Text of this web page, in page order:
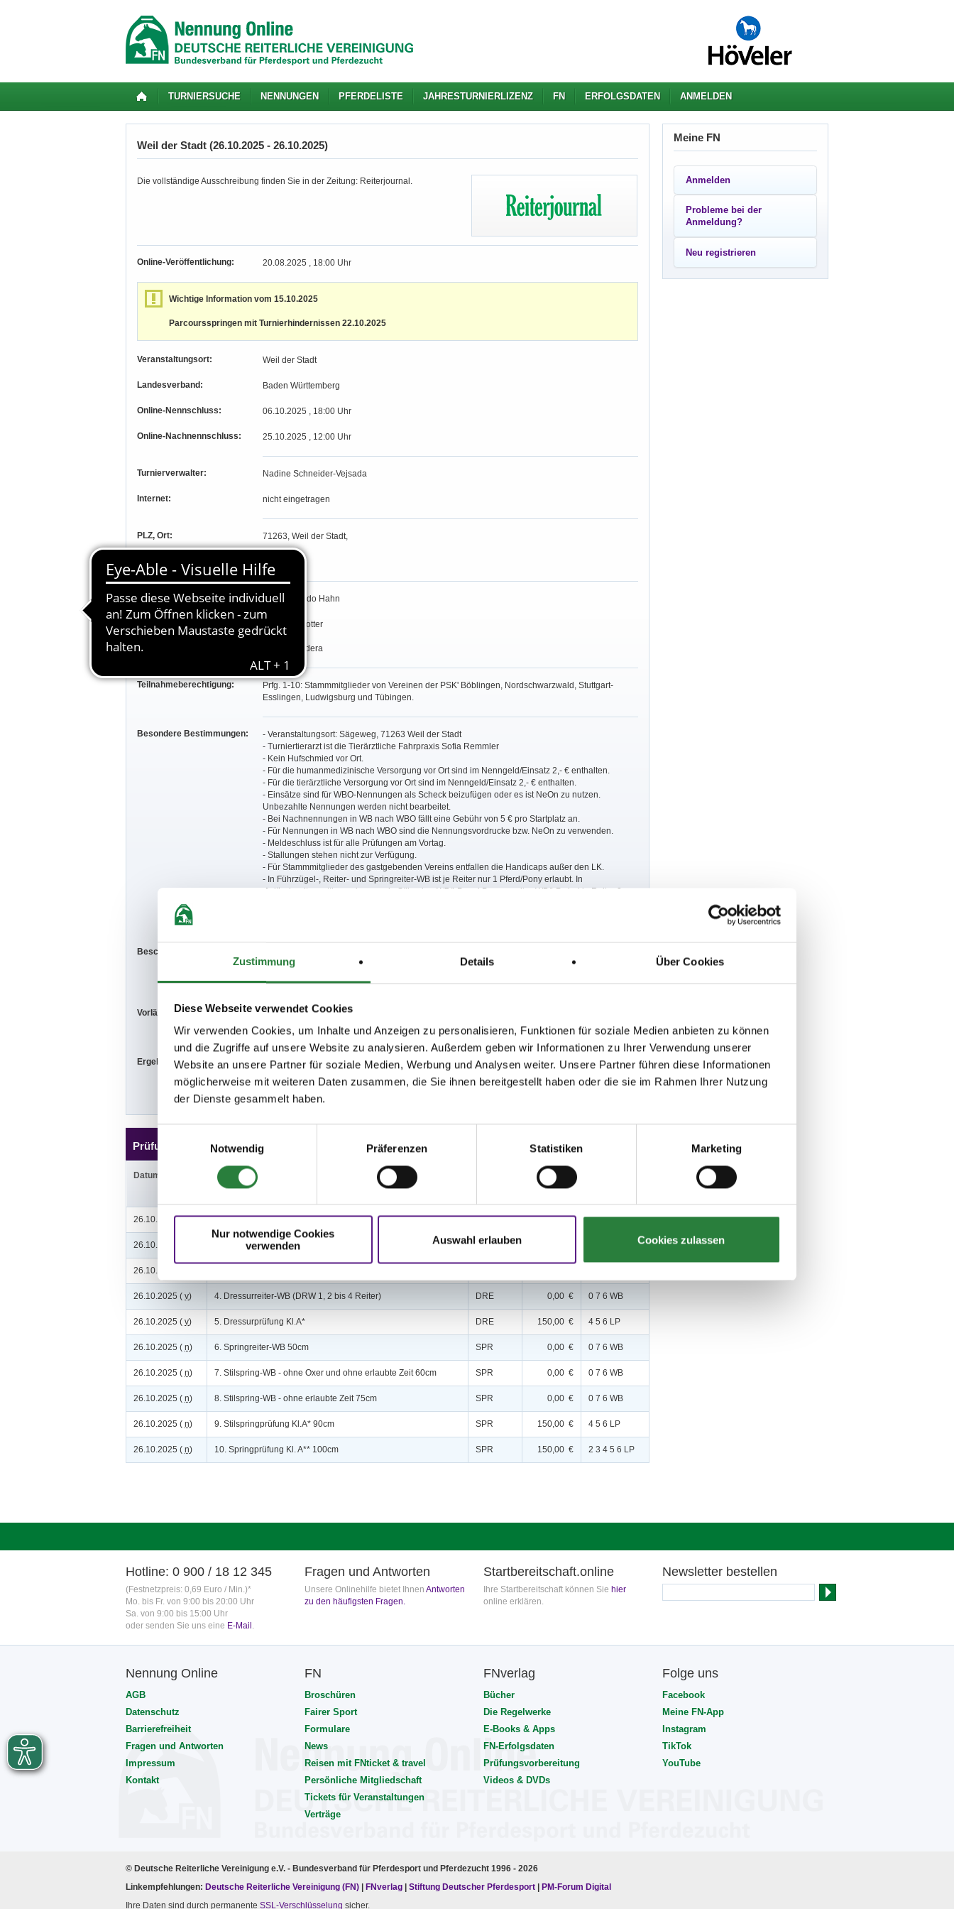
Zustimmung Details Über Cookies
Diese Webseite verwendet Cookies
Wir verwenden Cookies, um Inhalte und Anzeigen zu personalisieren, Funktionen für soziale Medien anbieten zu können
und die Zugriffe auf unsere Website zu analysieren. Außerdem geben wir Informationen zu Ihrer Verwendung unserer
Website an unsere Partner für soziale Medien, Werbung und Analysen weiter. Unsere Partner führen diese Informationen
möglicherweise mit weiteren Daten zusammen, die Sie ihnen bereitgestellt haben oder die sie im Rahmen Ihrer Nutzung
der Dienste gesammelt haben.
Einwilligungsauswahl
Notwendig
Präferenzen Statistiken Marketing
Nur notwendige Cookies
verwenden
Auswahl erlauben Cookies zulassen
TURNIERSUCHE NENNUNGEN PFERDELISTE JAHRESTURNIERLIZENZ FN ERFOLGSDATEN ANMELDEN
Weil der Stadt (26.10.2025 - 26.10.2025)
Die vollständige Ausschreibung finden Sie in der Zeitung: Reiterjournal.
Online-Veröffentlichung: 20.08.2025 , 18:00 Uhr
Wichtige Information vom 15.10.2025
Parcoursspringen mit Turnierhindernissen 22.10.2025
Veranstaltungsort: Weil der Stadt
Landesverband: Baden Württemberg
Online-Nennschluss: 06.10.2025 , 18:00 Uhr
Online-Nachnennschluss: 25.10.2025 , 12:00 Uhr
Turnierverwalter: Nadine Schneider-Vejsada
Internet: nicht eingetragen
PLZ, Ort: 71263, Weil der Stadt,
Längengrad, Breitengrad -, -
Parcourschef: Markus Guido Hahn
Richter:
Ewald Schlotter
Ulla Weber
Claudia Widera
Teilnahmeberechtigung:
Prfg. 1-10: Stammmitglieder von Vereinen der PSK' Böblingen, Nordschwarzwald, Stuttgart-
Esslingen, Ludwigsburg und Tübingen.
Besondere Bestimmungen:
- Veranstaltungsort: Sägeweg, 71263 Weil der Stadt
- Turniertierarzt ist die Tierärztliche Fahrpraxis Sofia Remmler
- Kein Hufschmied vor Ort.
- Für die humanmedizinische Versorgung vor Ort sind im Nenngeld/Einsatz 2,- € enthalten.
- Für die tierärztliche Versorgung vor Ort sind im Nenngeld/Einsatz 2,- € enthalten.
- Einsätze sind für WBO-Nennungen als Scheck beizufügen oder es ist NeOn zu nutzen.
Unbezahlte Nennungen werden nicht bearbeitet.
- Bei Nachnennungen in WB nach WBO fällt eine Gebühr von 5 € pro Startplatz an.
- Für Nennungen in WB nach WBO sind die Nennungsvordrucke bzw. NeOn zu verwenden.
- Meldeschluss ist für alle Prüfungen am Vortag.
- Stallungen stehen nicht zur Verfügung.
- Für Stammmitglieder des gastgebenden Vereins entfallen die Handicaps außer den LK.
- In Führzügel-, Reiter- und Springreiter-WB ist je Reiter nur 1 Pferd/Pony erlaubt. In
Geländereiterwettbewerben sowie Stilspring-WB/LP und Dressurreiter-WB/LP sind je Reiter 2
Beschaffenheit der Plätze:
(30x50 m)
Vorläufige Zeitenteilung: So. vorm.: 1,2,3,4,5; nachm.: 6,7,8,9,10
Ergebnisse: Zu den Ergebnissen auf www.fn-erfolgsdaten.de
Prüfungen
Datum Prüfung Preisgeld
26.10.2025 (v) 1. Führzügel-WB SOS 0,00 € 0 WB
26.10.2025 ( 2. Reiter-WB Schritt - Trab SOS
26.10.2025 (
26.10.2025 ( v) 4. Dressurreiter-WB (DRW 1, 2 bis 4 Reiter) DRE 0,00 € 0 7 6 WB
26.10.2025 ( v) 5. Dressurprüfung Kl.A* DRE 150,00 € 4 5 6 LP
26.10.2025 ( n) 6. Springreiter-WB 50cm SPR 0,00 € 0 7 6 WB
26.10.2025 ( n) 7. Stilspring-WB - ohne Oxer und ohne erlaubte Zeit 60cm SPR 0,00 € 0 7 6 WB
26.10.2025 ( n) 8. Stilspring-WB - ohne erlaubte Zeit 75cm SPR 0,00 € 0 7 6 WB
26.10.2025 ( n) 9. Stilspringprüfung Kl.A* 90cm SPR 150,00 € 4 5 6 LP
26.10.2025 ( n) 10. Springprüfung Kl. A** 100cm SPR 150,00 € 2 3 4 5 6 LP
Meine FN
Anmelden
Probleme bei der
Anmeldung?
Neu registrieren
Hotline: 0 900 / 18 12 345
(Festnetzpreis: 0,69 Euro / Min.)*
Mo. bis Fr. von 9:00 bis 20:00 Uhr
Sa. von 9:00 bis 15:00 Uhr
oder senden Sie uns eine E-Mail .
Fragen und Antworten
Unsere Onlinehilfe bietet Ihnen Antworten
zu den häufigsten Fragen.
Startbereitschaft.online
Ihre Startbereitschaft können Sie hier
online erklären.
Newsletter bestellen
Nennung Online
AGB
Datenschutz
Barrierefreiheit
Fragen und Antworten
Impressum
Kontakt
FN
Broschüren
Fairer Sport
Formulare
News
Reisen mit FNticket & travel
Persönliche Mitgliedschaft
Tickets für Veranstaltungen
Verträge
FNverlag
Bücher
Die Regelwerke
E-Books & Apps
FN-Erfolgsdaten
Prüfungsvorbereitung
Videos & DVDs
Folge uns
Facebook
Meine FN-App
Instagram
TikTok
YouTube
© Deutsche Reiterliche Vereinigung e.V. - Bundesverband für Pferdesport und Pferdezucht 1996 - 2026
Linkempfehlungen: Deutsche Reiterliche Vereinigung (FN) FNverlag Stiftung Deutscher Pferdesport
PM-Forum Digital
Ihre Daten sind durch permanente SSL-Verschlüsselung sicher.